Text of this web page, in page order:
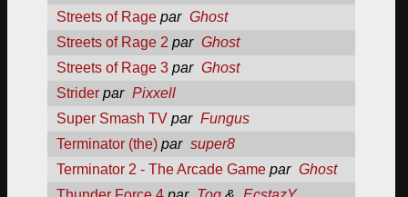
Streets of Rage par Ghost
Streets of Rage 2 par Ghost
Streets of Rage 3 par Ghost
Strider par Pixxell
Super Smash TV par Fungus
Terminator (the) par super8
Terminator 2 - The Arcade Game par Ghost